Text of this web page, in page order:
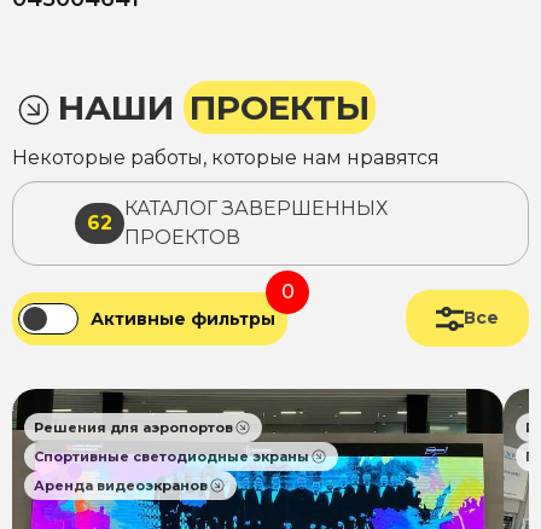
НАШИ ПРОЕКТЫ
Некоторые работы, которые нам нравятся
62
КАТАЛОГ ЗАВЕРШЕННЫХ
ПРОЕКТОВ
Активные фильтры
0
Все
Решения для аэропортов
Спортивные светодиодные экраны
Аренда видеоэкранов